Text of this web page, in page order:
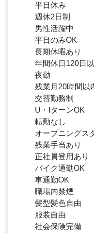
平日休み
週休2日制
男性活躍中
平日のみOK
長期休暇あり
年間休日120日
夜勤
残業月20時間以
交替勤務制
U・IターンOK
転勤なし
オープニングス
残業手当あり
正社員登用あり
バイク通勤OK
車通勤OK
職場内禁煙
髪型髪色自由
服装自由
社会保険完備